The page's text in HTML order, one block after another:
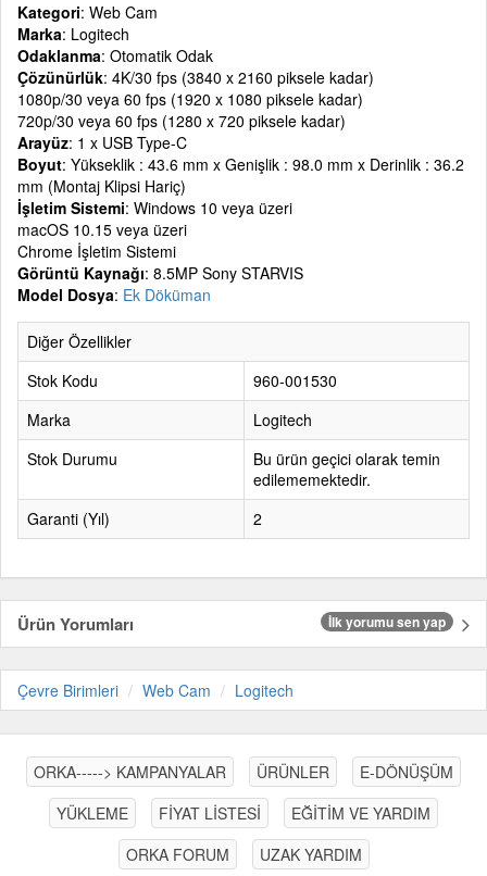
Kategori: Web Cam
Marka: Logitech
Odaklanma: Otomatik Odak
Çözünürlük: 4K/30 fps (3840 x 2160 piksele kadar)
1080p/30 veya 60 fps (1920 x 1080 piksele kadar)
720p/30 veya 60 fps (1280 x 720 piksele kadar)
Arayüz: 1 x USB Type-C
Boyut: Yükseklik : 43.6 mm x Genişlik : 98.0 mm x Derinlik : 36.2
mm (Montaj Klipsi Hariç)
İşletim Sistemi: Windows 10 veya üzeri
macOS 10.15 veya üzeri
Chrome İşletim Sistemi
Görüntü Kaynağı: 8.5MP Sony STARVIS
Model Dosya: Ek Döküman
Diğer Özellikler
Stok Kodu
960-001530
Marka
Logitech
Stok Durumu
Bu ürün geçici olarak temin
edilememektedir.
Garanti (Yıl)
2
Ürün Yorumları İlk yorumu sen yap
Çevre Birimleri Web Cam Logitech
ORKA-----> KAMPANYALAR ÜRÜNLER
E-DÖNÜŞÜM
YÜKLEME
FİYAT LİSTESİ
EĞİTİM VE YARDIM
ORKA FORUM
UZAK YARDIM